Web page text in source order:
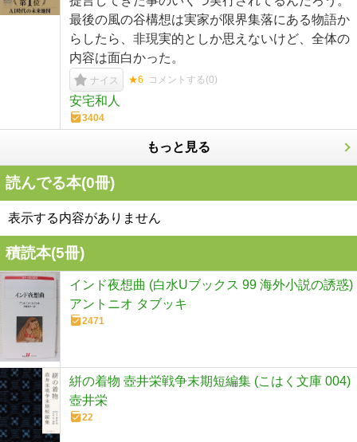
最後の風の谷構想は実家が限界集落にある物語か
らしたら、非現実的としか思えないけど、全体の
内容は面白かった。
ナイス ★6 コメントする(0)
安宅和人
3404
もっと見る
読んでる本(0冊)
表示する内容がありません
積読本(5冊)
インド夜想曲 (白水Uブックス 99 海外小説の誘惑)
アントニオ タブッキ
2471
絣の着物 壺井栄戦争末期短編集 (こはく文庫 004)
壺井栄
22